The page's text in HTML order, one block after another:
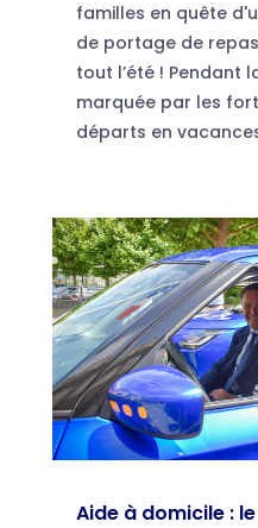
familles en quête
de portage de
tout l’été ! Pendant
marquée par les
départs en
Aide à domicile :